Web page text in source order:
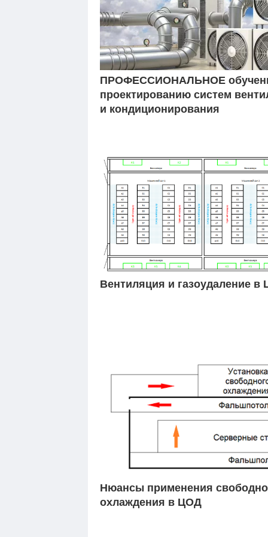
ПРОФЕССИОНАЛЬНОЕ
проектированию систем
и кондиционирования
Вентиляция и газоудаление в
Нюансы применения
охлаждения в ЦОД